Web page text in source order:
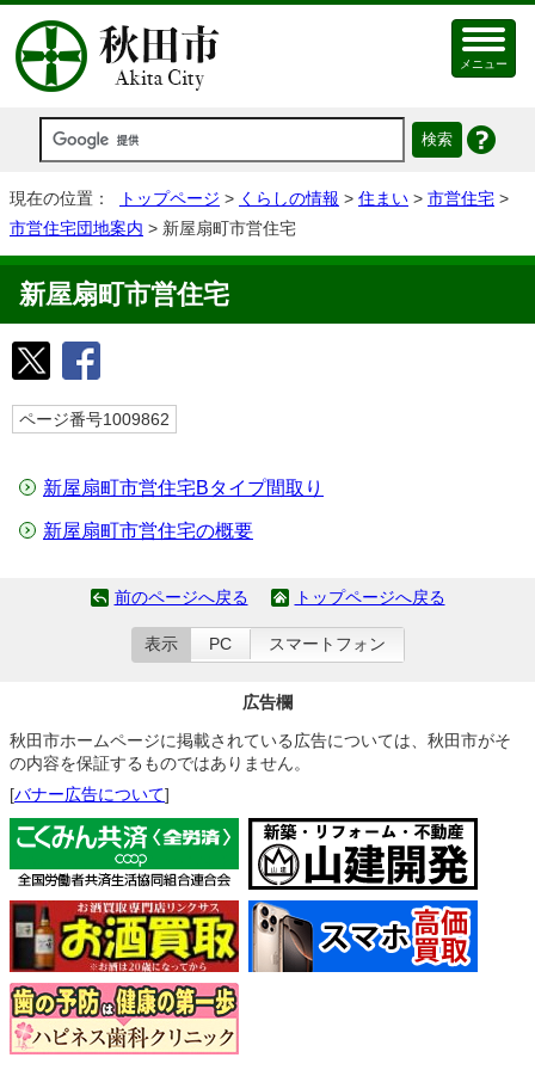
メニュー
現在の位置： トップページ > くらしの情報 > 住まい > 市営住宅 >
市営住宅団地案内 > 新屋扇町市営住宅
新屋扇町市営住宅
ページ番号1009862
新屋扇町市営住宅Bタイプ間取り
新屋扇町市営住宅の概要
前のページへ戻る トップページへ戻る
表示 PC スマートフォン
広告欄
秋田市ホームページに掲載されている広告については、秋田市がそ
の内容を保証するものではありません。
[バナー広告について]